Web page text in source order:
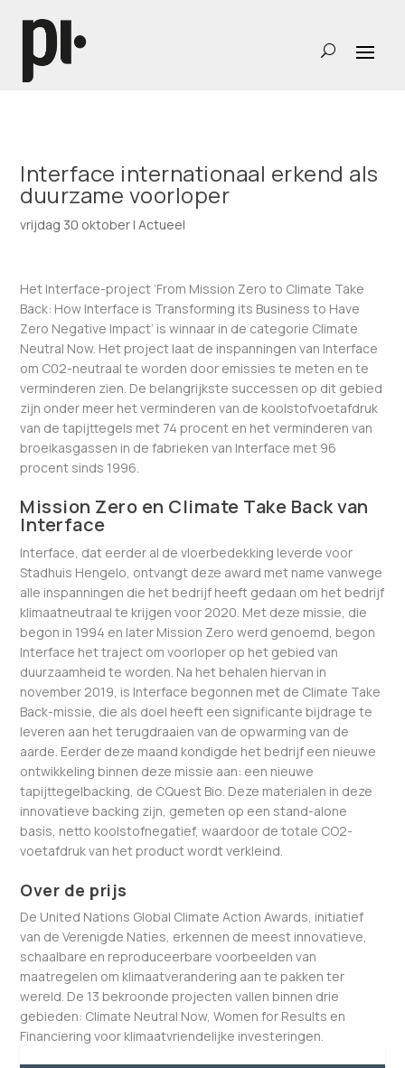
Interface internationaal erkend als
duurzame voorloper
vrijdag 30 oktober |Actueel
Het Interface-project ‘From Mission Zero to Climate Take
Back: How Interface is Transforming its Business to Have
Zero Negative Impact’ is winnaar in de categorie Climate
Neutral Now. Het project laat de inspanningen van Interface
om C02-neutraal te worden door emissies te meten en te
verminderen zien. De belangrijkste successen op dit gebied
zijn onder meer het verminderen van de koolstofvoetafdruk
van de tapijttegels met 74 procent en het verminderen van
broeikasgassen in de fabrieken van Interface met 96
procent sinds 1996.
Mission Zero en Climate Take Back van
Interface
Interface, dat eerder al de vloerbedekking leverde voor
Stadhuis Hengelo, ontvangt deze award met name vanwege
alle inspanningen die het bedrijf heeft gedaan om het bedrijf
klimaatneutraal te krijgen voor 2020. Met deze missie, die
begon in 1994 en later Mission Zero werd genoemd, begon
Interface het traject om voorloper op het gebied van
duurzaamheid te worden. Na het behalen hiervan in
november 2019, is Interface begonnen met de Climate Take
Back-missie, die als doel heeft een significante bijdrage te
leveren aan het terugdraaien van de opwarming van de
aarde. Eerder deze maand kondigde het bedrijf een nieuwe
ontwikkeling binnen deze missie aan: een nieuwe
tapijttegelbacking, de CQuest Bio. Deze materialen in deze
innovatieve backing zijn, gemeten op een stand-alone
basis, netto koolstofnegatief, waardoor de totale CO2-
voetafdruk van het product wordt verkleind.
Over de prijs
De United Nations Global Climate Action Awards, initiatief
van de Verenigde Naties, erkennen de meest innovatieve,
schaalbare en reproduceerbare voorbeelden van
maatregelen om klimaatverandering aan te pakken ter
wereld. De 13 bekroonde projecten vallen binnen drie
gebieden: Climate Neutral Now, Women for Results en
Financiering voor klimaatvriendelijke investeringen.